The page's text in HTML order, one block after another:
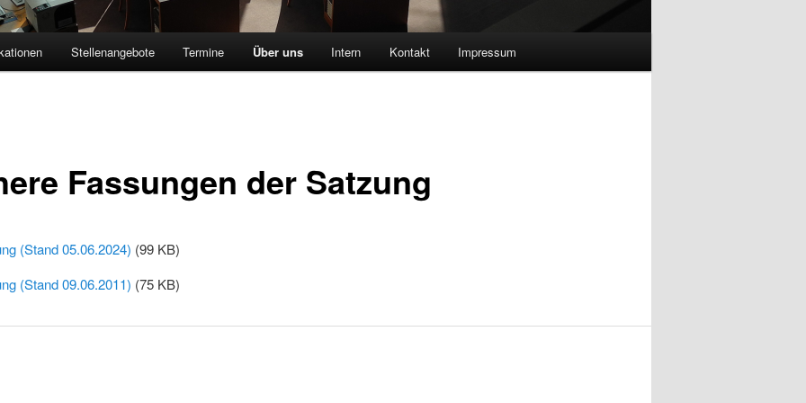
Stellenangebote Termine Über uns Intern Kontakt Impressum
Fassungen der Satzung
(Stand 05.06.2024) (99 KB)
(Stand 09.06.2011) (75 KB)